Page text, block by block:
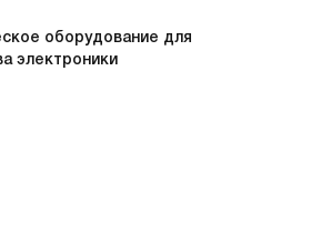
оборудование для
электроники